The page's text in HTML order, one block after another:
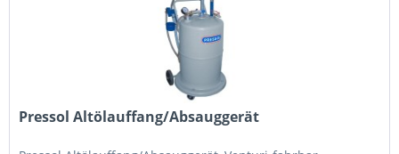
Pressol Altölauffang/Absauggerät